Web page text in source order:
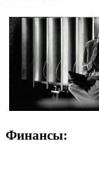
Финансы: